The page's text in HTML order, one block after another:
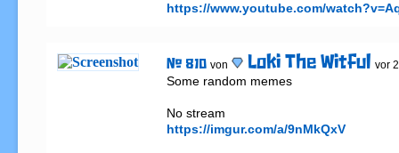
https://www.youtube.com/
# 810 von Loki The Witful vor
Some random memes
https://imgur.com/a/9nMkQxV